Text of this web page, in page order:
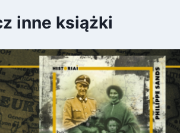
inne książki